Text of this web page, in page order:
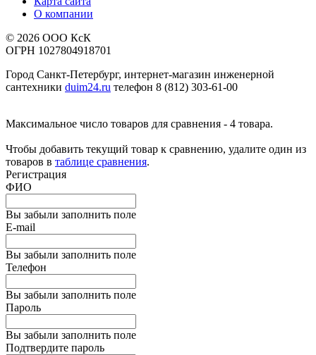
О компании
© 2026 ООО КсК
ОГРН 1027804918701
Город Санкт-Петербург, интернет-магазин инженерной
сантехники duim24.ru телефон 8 (812) 303-61-00
Максимальное число товаров для сравнения - 4 товара.
Чтобы добавить текущий товар к сравнению, удалите один из
товаров в таблице сравнения.
Регистрация
ФИО
Вы забыли заполнить поле
E-mail
Вы забыли заполнить поле
Телефон
Вы забыли заполнить поле
Пароль
Вы забыли заполнить поле
Подтвердите пароль